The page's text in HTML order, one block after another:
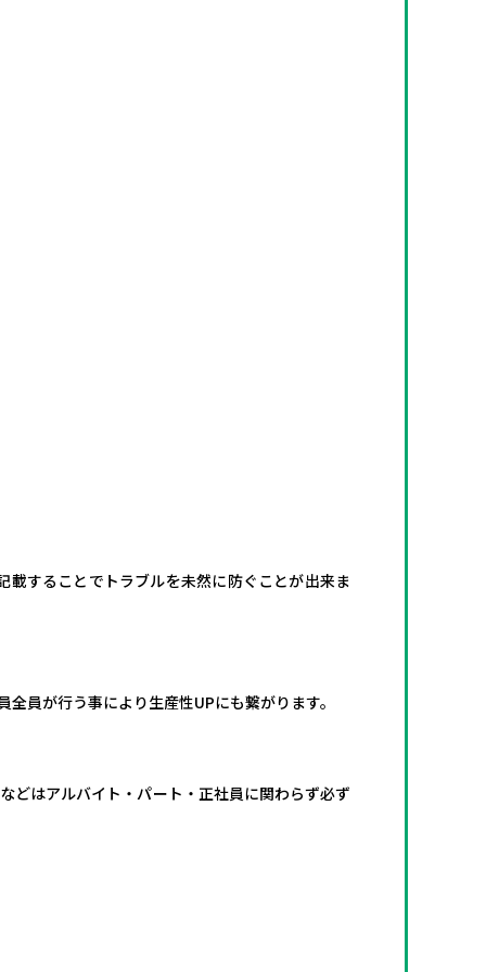
することでトラブルを未然に防ぐことが出来ま
員が行う事により生産性UPにも繋がります。
どはアルバイト・パート・正社員に関わらず必ず